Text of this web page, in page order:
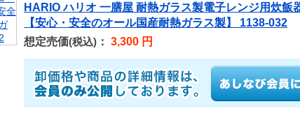
HARIO ハリオ 一膳屋 耐熱ガラス製電子レンジ用炊飯
【安心・安全のオール国産耐熱ガラス製】 1138-032
想定売価(税込) ： 3,300 円